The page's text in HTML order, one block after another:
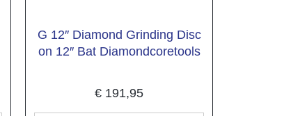
G 12″ Diamond Grinding Disc
on 12″ Bat Diamondcoretools
€ 191,95